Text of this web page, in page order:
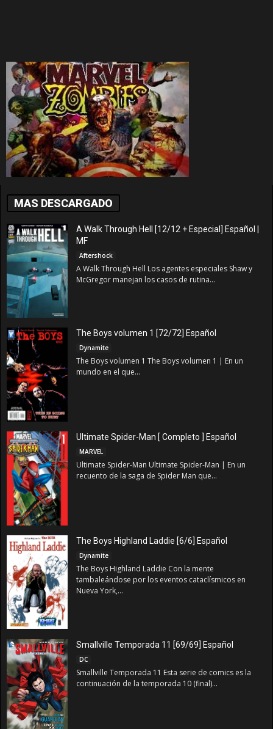
MAS DESCARGADO
A Walk Through Hell [12/12 + Especial] Español |
MF
Aftershock
A Walk Through Hell Los agentes especiales Shaw y
McGregor manejan los casos de rutina...
The Boys volumen 1 [72/72] Español
Dynamite
The Boys volumen 1 The Boys volumen 1 | En un
mundo en el que...
Ultimate Spider-Man [ Completo ] Español
MARVEL
Ultimate Spider-Man Ultimate Spider-Man | En un
recuento de la saga de Spider Man que...
The Boys Highland Laddie [6/6] Español
Dynamite
The Boys Highland Laddie Con la mente
tambaleándose por los eventos cataclísmicos en
Nueva York,...
Smallville Temporada 11 [69/69] Español
DC
Smallville Temporada 11 Esta serie de comics es la
continuación de la temporada 10 (final)...